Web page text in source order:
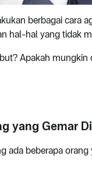
berbagai cara
hal-hal yang tidak
Apakah
yang Gemar
ada beberapa